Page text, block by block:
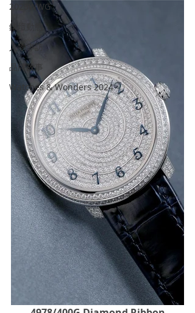
2023WWG
錶壇動態
人物專訪
品牌故事
Watches & Wonders 2024